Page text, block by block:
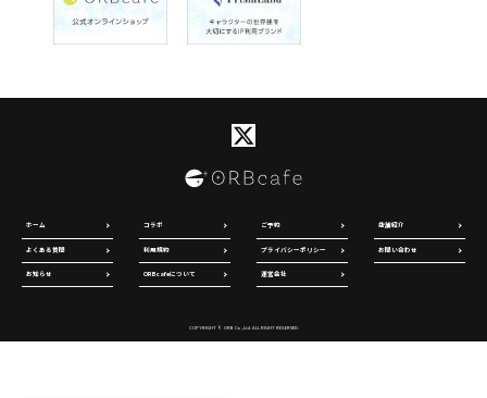
ホーム コラボ ご予約 店舗紹介
よくある質問 利用規約 プライバシーポリシー お問い合わせ
お知らせ ORBcafeについて 運営会社
COPYRIGHT © ORB Co.,Ltd. ALL RIGHT RESERVED.